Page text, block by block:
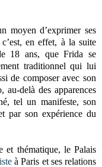
moyen d’exprimer ses
en effet, à la suite
18 ans, que Frida se
traditionnel qui lui
de composer avec son
delà des apparences
tel un manifeste, son
par son expérience du
et thématique, le Palais
à Paris et ses relations